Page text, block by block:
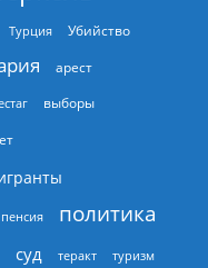
Турция Убийство
арест
выборы
пенсия политика
суд теракт туризм